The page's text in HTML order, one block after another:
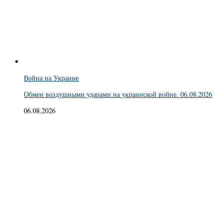
Война на Украине
Обмен воздушными ударами на украинской войне. 06.08.2026
06.08.2026